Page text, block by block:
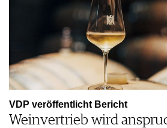
VDP veröffentlicht Bericht
Weinvertrieb wird